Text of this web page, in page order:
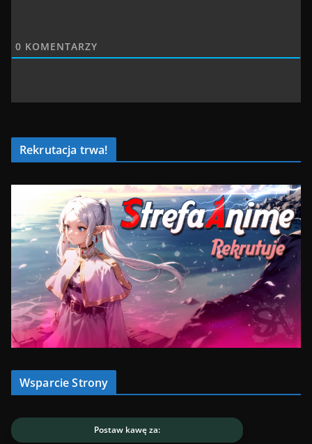
0 KOMENTARZY
Rekrutacja trwa!
Wsparcie Strony
Postaw kawę za: